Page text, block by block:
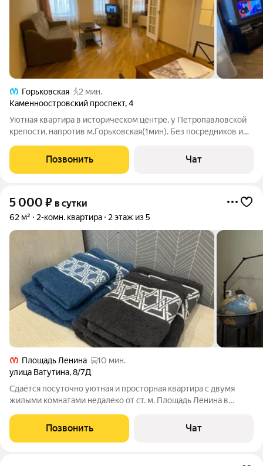
Горьковская
2 мин.
Каменноостровский проспект,4
Уютная квартира в историческом центре, у Петропавловской
крепости, напротив м.Горьковская(1мин). Без посредников и
проживания 1-4 человек. В пешей доступности основные
достопримечательности
Позвонить Чат
5 000 ₽ в сутки
62 м² 2-комн. квартира 2 этаж из 5
Площадь Ленина
10 мин.
улица Ватутина,8/7Д
Сдаётся посуточно уютная и просторная квартира с двумя
жилыми комнатами недалеко от ст. м. Площадь Ленина в
расположение для любителей пеших прогулок: До крейсера
Аврора, Литейного моста 15-20 минут
Позвонить Чат